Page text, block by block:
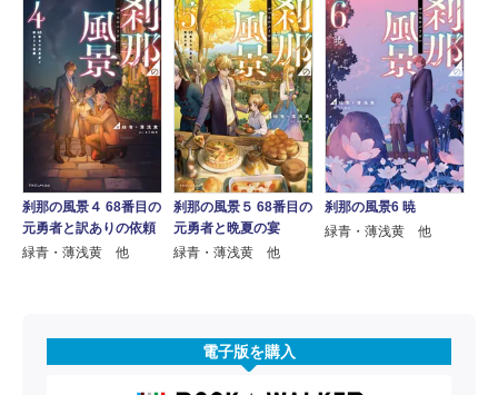
刹那の風景４ 68番目の
元勇者と訳ありの依頼
緑青・薄浅黄 他
刹那の風景５ 68番目の
元勇者と晩夏の宴
緑青・薄浅黄 他
刹那の風景6 暁
緑青・薄浅黄 他
電子版を購入